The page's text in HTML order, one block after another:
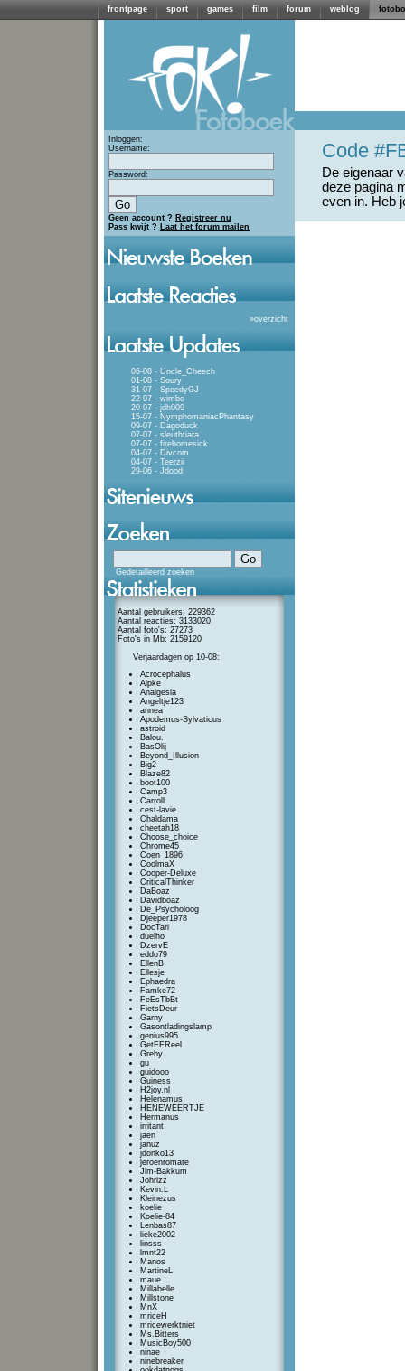
frontpage sport games film forum weblog
Inloggen:
Username:
Password:
Geen account ? Registreer nu
Pass kwijt ? Laat het forum mailen
»overzicht
06-08 - Uncle_Cheech
01-08 - Soury
31-07 - SpeedyGJ
22-07 - wimbo
20-07 - jdh009
15-07 - NymphomaniacPhantasy
09-07 - Dagoduck
07-07 - sleuthtiara
07-07 - firehomesick
04-07 - Divcom
04-07 - Teerzii
29-06 - Jdood
Gedetailleerd zoeken
Aantal gebruikers: 229362
Aantal reacties: 3133020
Aantal foto's: 27273
Foto's in Mb: 2159120
Verjaardagen op 10-08:
Acrocephalus
Alpke
Analgesia
Angeltje123
annea
Apodemus-Sylvaticus
astroid
Balou.
BasOlij
Beyond_Illusion
Big2
Blaze82
boot100
Camp3
Carroll
cest-lavie
Chaldama
cheetah18
Choose_choice
Chrome45
Coen_1896
CoolmaX
Cooper-Deluxe
CriticalThinker
DaBoaz
Davidboaz
De_Psycholoog
Djeeper1978
DocTari
duelho
DzervE
eddo79
EllenB
Ellesje
Ephaedra
Famke72
FeEsTbBt
FietsDeur
Garny
Gasontladingslamp
genius995
GetFFReel
Greby
gu
guidooo
Guiness
H2joy.nl
Helenamus
HENEWEERTJE
Hermanus
irritant
jaen
januz
jdonko13
jeroenromate
Jim-Bakkum
Johrizz
Kevin.L
Kleinezus
koelie
Koelie-84
Lenbas87
lieke2002
linsss
lmnt22
Manos
MartineL
maue
Millabelle
Millstone
MnX
mriceH
mricewerktniet
Ms.Bitters
MusicBoy500
ninae
ninebreaker
Code
De eigenaar
deze pagina
even in. Heb